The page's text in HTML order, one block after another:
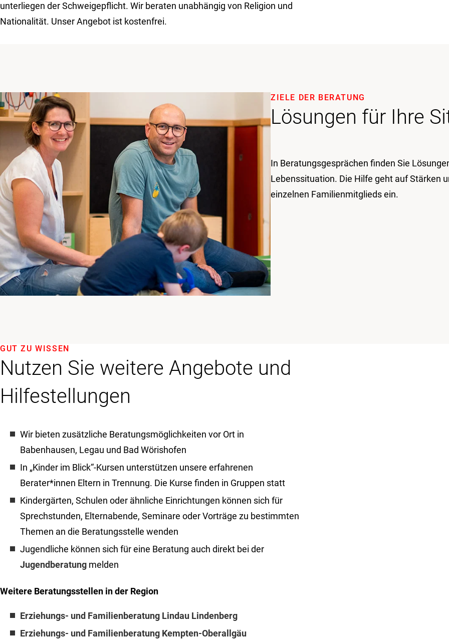
unterliegen der Schweigepflicht. Wir beraten unabhängig von Religion und
Nationalität. Unser Angebot ist kostenfrei.
Lösungen für Ihre
ZIELE DER BERATUNG
In Beratungsgesprächen finden Sie
Lebenssituation. Die Hilfe geht auf Stärken
einzelnen Familienmitglieds ein.
Nutzen Sie weitere Angebote und
Hilfestellungen
GUT ZU WISSEN
Wir bieten zusätzliche Beratungsmöglichkeiten vor Ort in
Babenhausen, Legau und Bad Wörishofen
In „Kinder im Blick“-Kursen unterstützen unsere erfahrenen
Berater*innen Eltern in Trennung. Die Kurse finden in Gruppen statt
Kindergärten, Schulen oder ähnliche Einrichtungen können sich für
Sprechstunden, Elternabende, Seminare oder Vorträge zu bestimmten
Themen an die Beratungsstelle wenden
Jugendliche können sich für eine Beratung auch direkt bei der
Jugendberatung melden
Weitere Beratungsstellen in der Region
Erziehungs- und Familienberatung Lindau Lindenberg
Erziehungs- und Familienberatung Kempten-Oberallgäu